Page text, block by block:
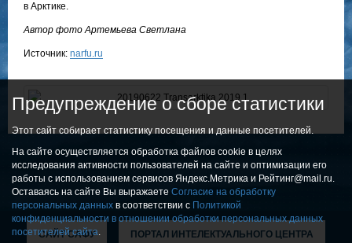
в Арктике.
Автор фото Артемьева Светлана
Источник: narfu.ru
САЙТ САФУ ПОРТАЛ ИНТЕЛЕКТУАЛЬНОГО ЦЕНТРА
Предупреждение о сборе статистики
Этот сайт собирает статистику посещения и данные посетителей.
На сайте осуществляется обработка файлов cookie в целях
исследования активности пользователей на сайте и оптимизации его
работы с использованием сервисов Яндекс.Метрика и Рейтинг@mail.ru.
Оставаясь на сайте Вы выражаете Согласие на обработку
персональных данных в соответствии с Политикой
конфиденциальности в отношении обработки персональных данных
посетителей сайта.